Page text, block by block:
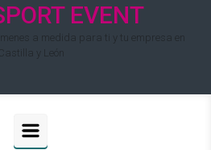
EVENT
a medida para ti y tu empresa en
Castilla y León